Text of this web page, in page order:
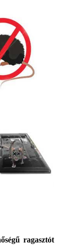
ragasztót